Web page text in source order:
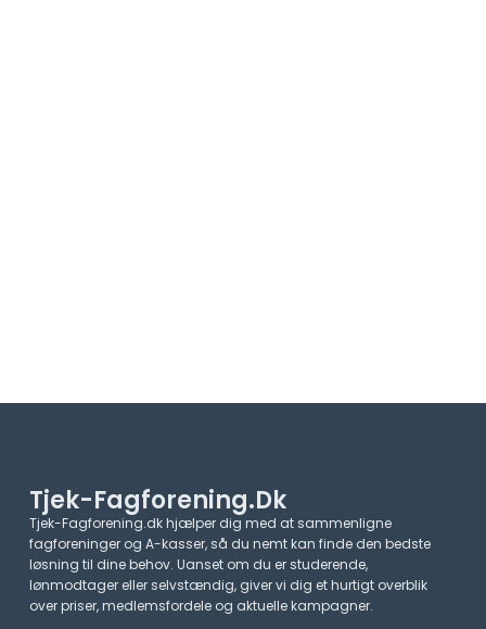
Tjek-Fagforening.dk
Tjek-Fagforening.dk hjælper dig med at sammenligne
fagforeninger og A-kasser, så du nemt kan finde den bedste
løsning til dine behov. Uanset om du er studerende,
lønmodtager eller selvstændig, giver vi dig et hurtigt overblik
over priser, medlemsfordele og aktuelle kampagner.​